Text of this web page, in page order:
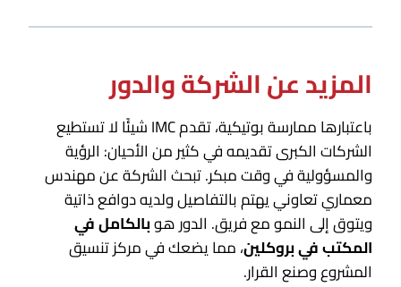
المزيد عن الشركة والدور
باعتبارها ممارسة بوتيكية، تقدم IMC شيئًا لا تستطيع
الشركات الكبرى تقديمه في كثير من الأحيان: الرؤية
والمسؤولية في وقت مبكر. تبحث الشركة عن مهندس
معماري تعاوني يهتم بالتفاصيل ولديه دوافع ذاتية
ويتوق إلى النمو مع فريق. الدور هوبالكامل في
المكتب في بروكلين، مما يضعك في مركز تنسيق
المشروع وصنع القرار.